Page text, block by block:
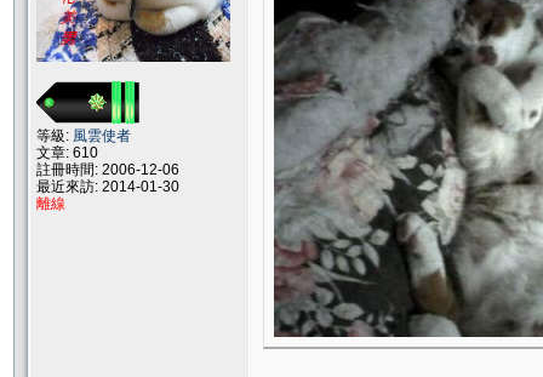
等級: 風雲使者
文章: 610
註冊時間: 2006-12-06
最近來訪: 2014-01-30
離線